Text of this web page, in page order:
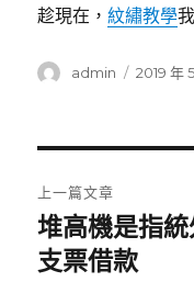
趁現在，紋繡教學
作
admin
發
2019 年
章
導
上一篇文章
上
一
堆高機是指
支票借款